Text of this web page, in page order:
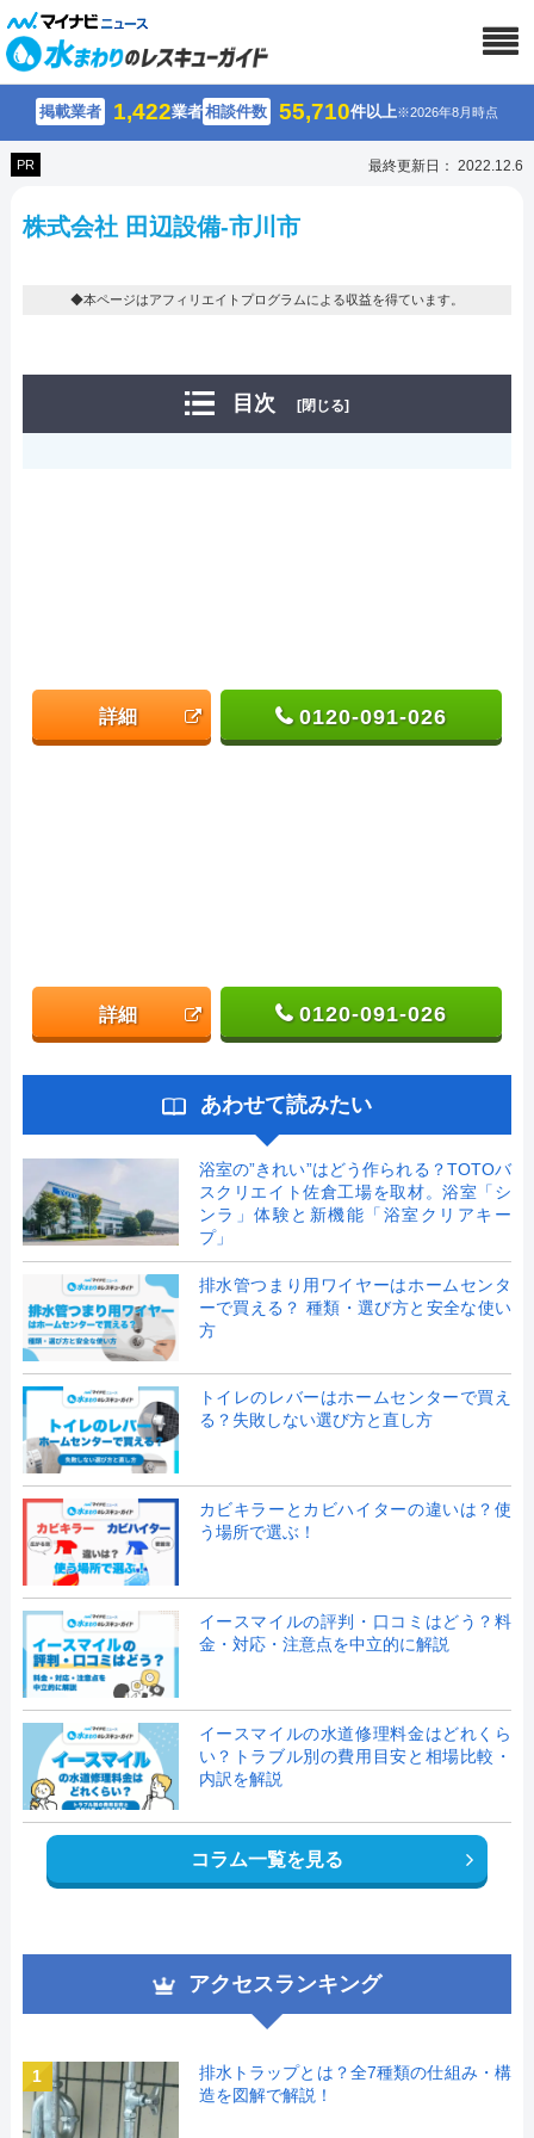
掲載業者 1,422業者相談件数 55,710件以上※2026年8月時点
PR 最終更新日： 2022.12.6
株式会社 田辺設備-市川市
◆本ページはアフィリエイトプログラムによる収益を得ています。
目次 [閉じる]
詳細 0120-091-026
詳細 0120-091-026
あわせて読みたい
浴室の”きれい”はどう作られる？TOTOバ
スクリエイト佐倉工場を取材。浴室「シ
ンラ」体験と新機能「浴室クリアキー
プ」
排水管つまり用ワイヤーはホームセンタ
ーで買える？ 種類・選び方と安全な使い
方
トイレのレバーはホームセンターで買え
る？失敗しない選び方と直し方
カビキラーとカビハイターの違いは？使
う場所で選ぶ！
イースマイルの評判・口コミはどう？料
金・対応・注意点を中立的に解説
イースマイルの水道修理料金はどれくら
い？トラブル別の費用目安と相場比較・
内訳を解説
コラム一覧を見る
アクセスランキング
1
排水トラップとは？全7種類の仕組み・構
造を図解で解説！